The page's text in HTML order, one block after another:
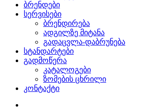
ბრენდები
სერვისები
ბრენდირება
ადგილზე მიტანა
გადაცვლა-დაბრუნება
სტანდარტები
გადმოწერა
კატალოგები
ზომების ცხრილი
კონტაქტი